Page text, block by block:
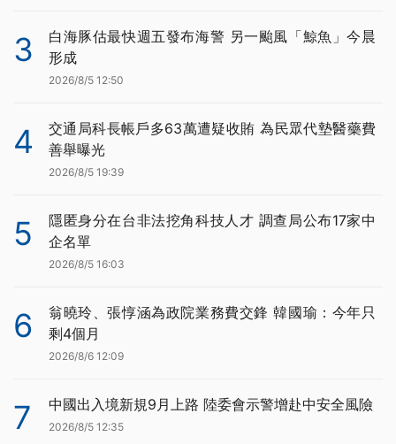
3
白海豚估最快週五發布海警 另一颱風「鯨魚」今晨
形成
2026/8/5 12:50
4
交通局科長帳戶多63萬遭疑收賄 為民眾代墊醫藥費
善舉曝光
2026/8/5 19:39
5
隱匿身分在台非法挖角科技人才 調查局公布17家中
企名單
2026/8/5 16:03
6
翁曉玲、張惇涵為政院業務費交鋒 韓國瑜：今年只
剩4個月
2026/8/6 12:09
7 中國出入境新規9月上路 陸委會示警增赴中安全風險
2026/8/5 12:35